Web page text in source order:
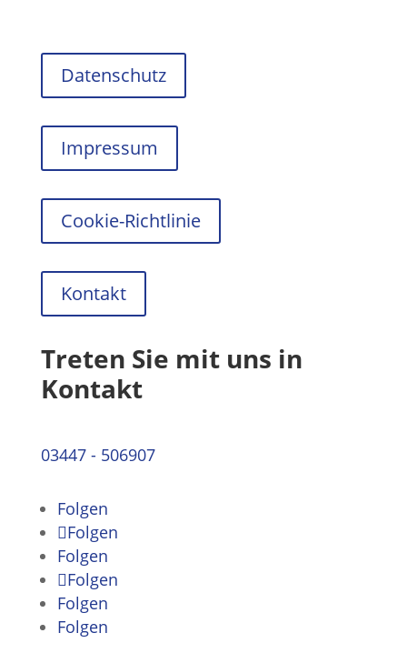
Datenschutz
Impressum
Cookie-Richtlinie
Kontakt
Treten Sie mit uns in
Kontakt
03447 - 506907
Folgen
Folgen
Folgen
Folgen
Folgen
Folgen